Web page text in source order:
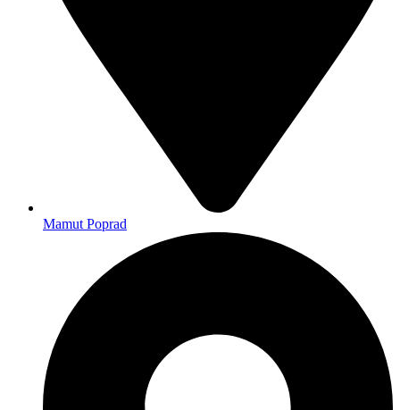
Mamut Poprad